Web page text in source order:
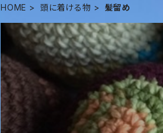
HOME 頭に着ける物 髪留め